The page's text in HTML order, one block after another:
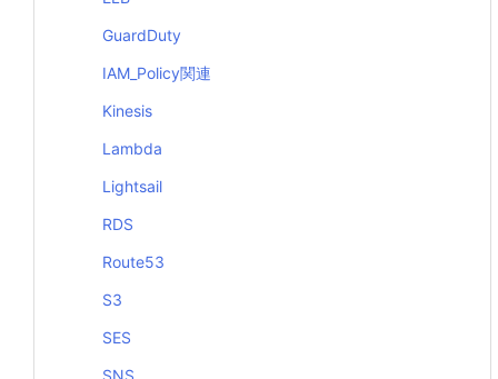
GuardDuty
IAM_Policy関連
Kinesis
Lambda
Lightsail
RDS
Route53
S3
SES
SNS